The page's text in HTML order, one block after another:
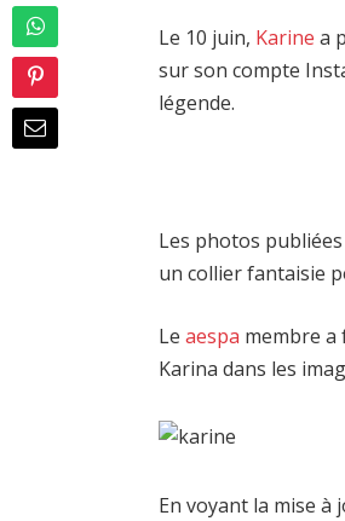
Le 10 juin, Karinea
sur son compte
légende.
Les photos
un collier fantaisie
Leaespa membre a
Karina dans les
En voyant la mise